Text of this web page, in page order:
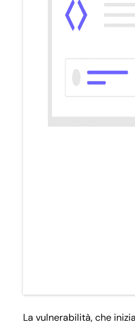
La vulnerabilità, che